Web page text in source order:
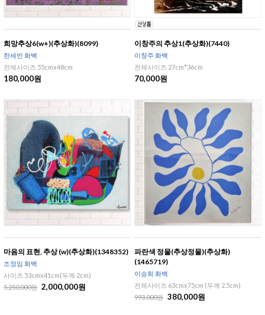
희망추상6(w+)(추상화)(8099)
한세빈 화백
전체사이즈 55cmx48cm
180,000원
이창주의 추상1(추상화)(7440)
이창주 화백
전체사이즈 27cm*36cm
70,000원
마음의 표현, 추상 (w)(추상화)(1348352)
조정임 화백
사이즈 53cmx41cm(두께 2cm)
5,250,000원 2,000,000원
파란색 정물(추상정물)(추상화)
(1465719)
이승희 화백
전체사이즈 63cmx75cm (두께 2.5cm)
993,000원 380,000원